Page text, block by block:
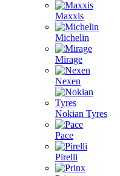
Maxxis
Michelin
Mirage
Nexen
Nokian Tyres
Pace
Pirelli